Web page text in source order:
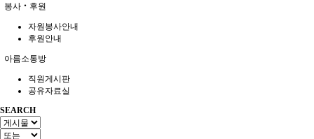
봉사‧후원
자원봉사안내
후원안내
아름소통방
직원게시판
공유자료실
SEARCH